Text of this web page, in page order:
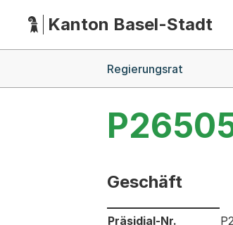
HauptnavigationKanton Basel-Stadt
Regierungsrat
Geschäft
Informationen zum
Präsidial-Nr.